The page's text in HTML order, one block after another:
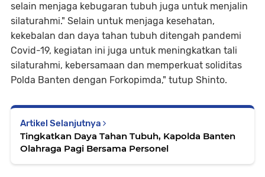
selain menjaga kebugaran tubuh juga untuk menjalin
silaturahmi." Selain untuk menjaga kesehatan,
kekebalan dan daya tahan tubuh ditengah pandemi
Covid-19, kegiatan ini juga untuk meningkatkan tali
silaturahmi, kebersamaan dan memperkuat soliditas
Polda Banten dengan Forkopimda," tutup Shinto.
Artikel Selanjutnya
Tingkatkan Daya Tahan Tubuh, Kapolda Banten
Olahraga Pagi Bersama Personel